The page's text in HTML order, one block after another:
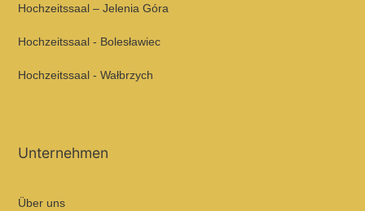
Hochzeitssaal – Jelenia Góra
Hochzeitssaal - Bolesławiec
Hochzeitssaal - Wałbrzych
Unternehmen
Über uns